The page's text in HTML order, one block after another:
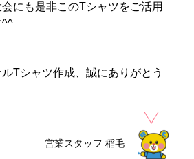
にも是非このTシャツをご活用
^^
Tシャツ作成、誠にありがとう
営業スタッフ 稲毛